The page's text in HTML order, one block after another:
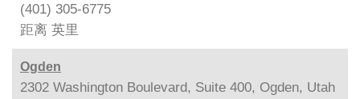
(401) 305-6775
距离 英里
Ogden
2302 Washington Boulevard, Suite 400, Ogden, Utah